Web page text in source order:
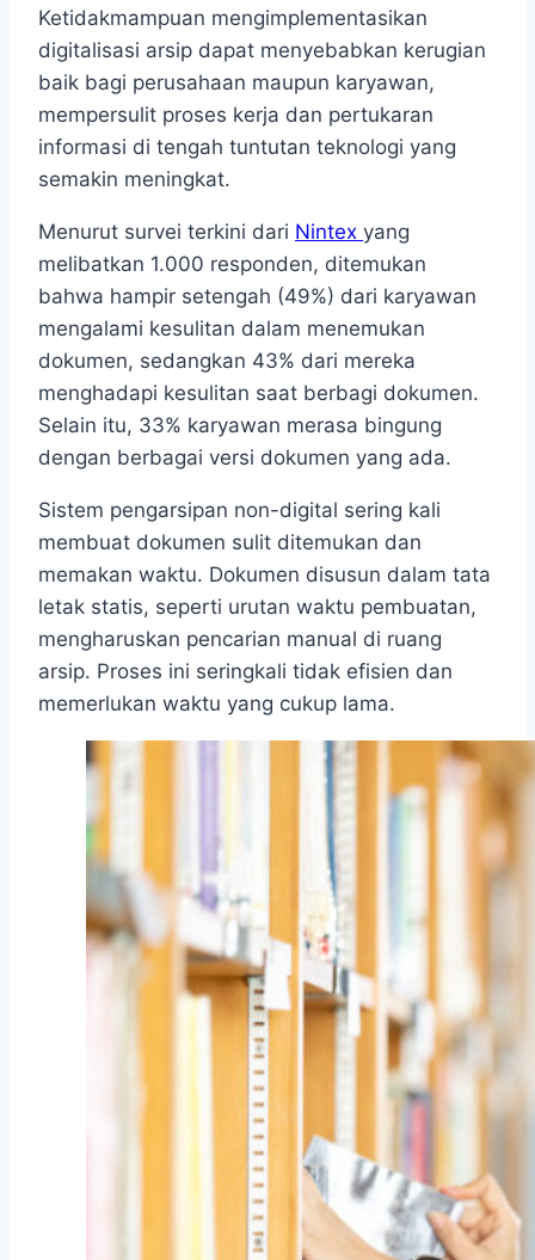
Ketidakmampuan mengimplementasikan
digitalisasi arsip dapat menyebabkan kerugian
baik bagi perusahaan maupun karyawan,
mempersulit proses kerja dan pertukaran
informasi di tengah tuntutan teknologi yang
semakin meningkat.
Menurut survei terkini dari Nintex yang
melibatkan 1.000 responden, ditemukan
bahwa hampir setengah (49%) dari karyawan
mengalami kesulitan dalam menemukan
dokumen, sedangkan 43% dari mereka
menghadapi kesulitan saat berbagi dokumen.
Selain itu, 33% karyawan merasa bingung
dengan berbagai versi dokumen yang ada.
Sistem pengarsipan non-digital sering kali
membuat dokumen sulit ditemukan dan
memakan waktu. Dokumen disusun dalam tata
letak statis, seperti urutan waktu pembuatan,
mengharuskan pencarian manual di ruang
arsip. Proses ini seringkali tidak efisien dan
memerlukan waktu yang cukup lama.